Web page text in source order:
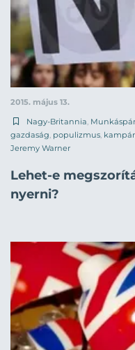
2015. május 13.
Nagy-Britannia,
gazdaság, populizmus,
Jeremy Warner
Lehet-e
nyerni?